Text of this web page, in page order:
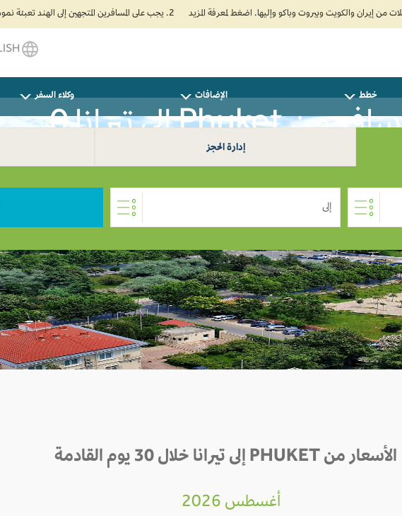
2. يجب على المسافرين المتجهين إلى الهند تعبئة نموذج الإقرار الصحي الذاتي (Air Suvidha) الإلزامي قبل موعد الوصول بـ 24 ساعة على الأقل. اضغط هنا للدخول إلى بوابة Air Suvidha.
خطط الإضافات وكلاء السفر
سافر من Phuket إلى تيرانا 0
إدارة الحجز
إلى
الأسعار من PHUKET إلى تيرانا خلال 30 يوم القادمة
أغسطس 2026